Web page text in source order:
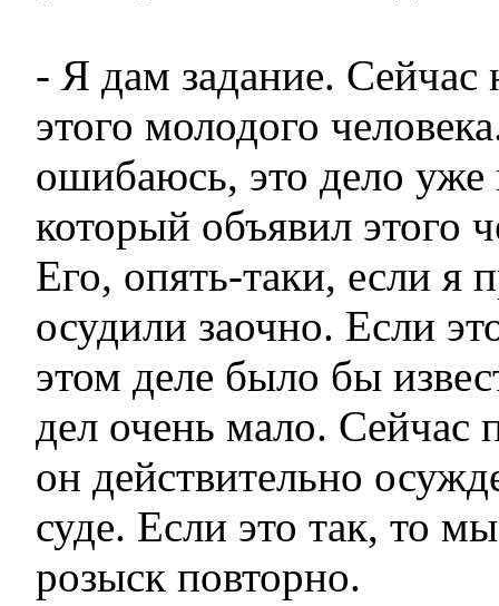
- Я дам задание. Сейчас
этого молодого
ошибаюсь, это дело уже
который объявил этого
Его, опять-таки, если я
осудили заочно. Если
этом деле было бы
дел очень мало. Сейчас
он действительно
суде. Если это так, то
розыск повторно.